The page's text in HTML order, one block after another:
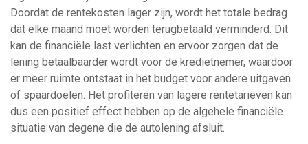
Doordat de rentekosten lager zijn, wordt het totale bedrag
dat elke maand moet worden terugbetaald verminderd. Dit
kan de financiële last verlichten en ervoor zorgen dat de
lening betaalbaarder wordt voor de kredietnemer, waardoor
er meer ruimte ontstaat in het budget voor andere uitgaven
of spaardoelen. Het profiteren van lagere rentetarieven kan
dus een positief effect hebben op de algehele financiële
situatie van degene die de autolening afsluit.